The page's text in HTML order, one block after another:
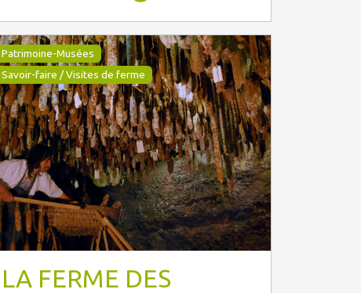
Patrimoine-Musées
Savoir-faire / Visites de ferme
LA FERME DES